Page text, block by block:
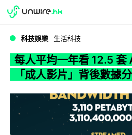
WWDC 2026
科技娛樂 生活科技
每人平均一年看 12.5 套
「成人影片」背後數據